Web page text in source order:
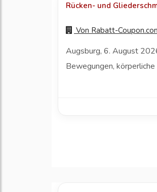
Rücken- und
Von Rabatt-
Augsburg, 6. August
Bewegungen,